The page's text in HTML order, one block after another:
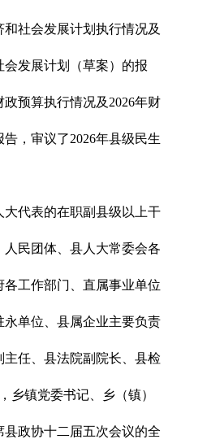
和社会发展计划执行情况及
会发展计划（草案）的报
政预算执行情况及2026年财
，审议了2026年县级民生
大代表的在职副县级以上干
民团体、县人大常委会各
各工作部门、直属事业单位
永单位、县属企业主要负责
主任、县法院副院长、县检
乡镇党委书记、乡（镇）
政协十二届五次会议的全